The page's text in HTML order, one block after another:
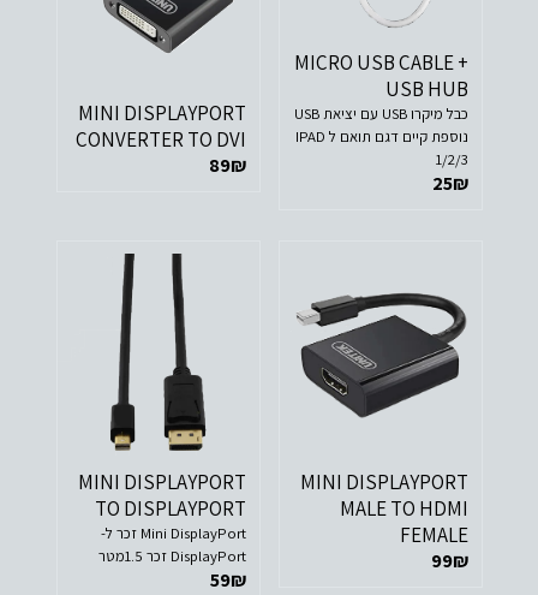
MICRO USB CABLE +
USB HUB
כבל מיקרו USB עם יציאת USB
נוספת קיים דגם תואם ל IPAD
1/2/3
25₪
MINI DISPLAYPORT
CONVERTER TO DVI
89₪
MINI DISPLAYPORT
MALE TO HDMI
FEMALE
99₪
MINI DISPLAYPORT
TO DISPLAYPORT
Mini DisplayPort זכר ל-
DisplayPort זכר 1.5מטר
59₪